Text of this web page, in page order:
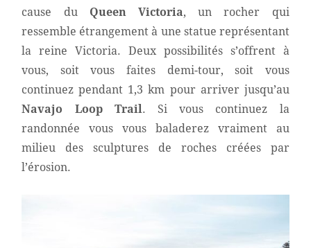
cause du Queen Victoria, un rocher qui
ressemble étrangement à une statue représentant
la reine Victoria. Deux possibilités s’offrent à
vous, soit vous faites demi-tour, soit vous
continuez pendant 1,3 km pour arriver jusqu’au
Navajo Loop Trail . Si vous continuez la
randonnée vous vous baladerez vraiment au
milieu des sculptures de roches créées par
l’érosion.